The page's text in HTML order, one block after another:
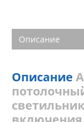
Описание
Описание